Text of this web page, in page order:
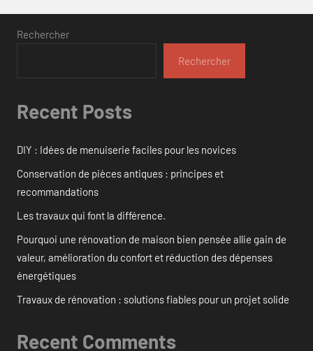
Rechercher
Rechercher
Recent Posts
DIY : Idées de menuiserie faciles pour les novices
Conservation de pièces antiques : principes et
recommandations
Les travaux qui font la différence.
Pourquoi une rénovation de maison bien pensée allie gain de
valeur, amélioration du confort et réduction des dépenses
énergétiques
Travaux de rénovation : solutions fiables pour un projet solide
Recent Comments